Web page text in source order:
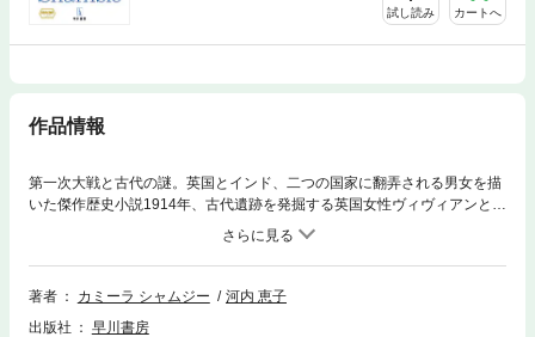
試し読み カートへ
作品情報
第一次大戦と古代の謎。英国とインド、二つの国家に翻弄される男女を描
いた傑作歴史小説1914年、古代遺跡を発掘する英国女性ヴィヴィアンとパ
シュトゥーン人の兵士カイユム。ペシャワール行きの列車で出会った二人
の運命は、15年後の反植民地闘争と古代の遺物を巡り交錯する。歴史の闇
に埋もれた声を掘り起こす、女性小説賞受賞作家の心震える傑作
著者
カミーラ シャムジー
河内 恵子
出版社
早川書房